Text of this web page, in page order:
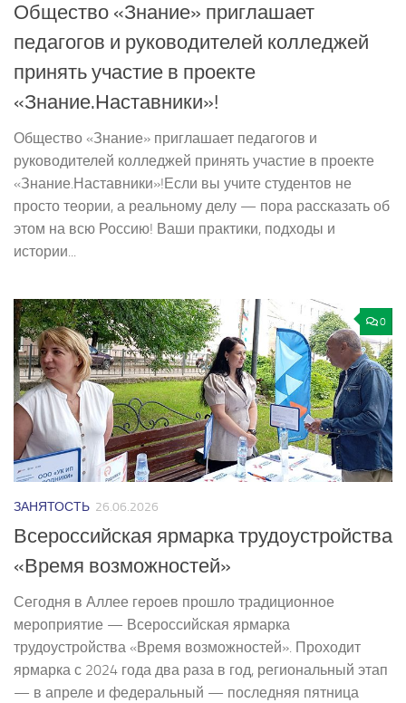
Общество «Знание» приглашает
педагогов и руководителей колледжей
принять участие в проекте
«Знание.Наставники»!
Общество «Знание» приглашает педагогов и
руководителей колледжей принять участие в проекте
«Знание.Наставники»!Если вы учите студентов не
просто теории, а реальному делу — пора рассказать об
этом на всю Россию! Ваши практики, подходы и
истории...
0
ЗАНЯТОСТЬ 26.06.2026
Всероссийская ярмарка трудоустройства
«Время возможностей»
Сегодня в Аллее героев прошло традиционное
мероприятие — Всероссийская ярмарка
трудоустройства «Время возможностей». Проходит
ярмарка с 2024 года два раза в год, региональный этап
— в апреле и федеральный — последняя пятница